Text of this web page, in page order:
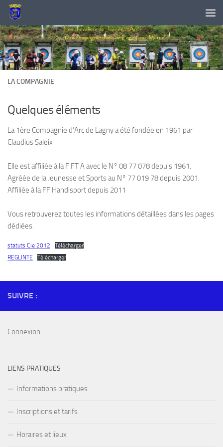
Skip to content
LA COMPAGNIE
Quelques éléments
La 1ère Compagnie d’Arc de Lagny a été fondée en 1961 par
Claudius Saleix
Elle est affiliée à la F FT A avec le N° 08 77 078 depuis 1961.
Agréée de la Jeunesse et Sports au N° 77 019 78 depuis 2001.
Affiliée à la FF Handisport depuis 2011
Vous retrouverez toutes les informations détaillées dans les pages
dédiées.
statuts Cie 2012
Télécharger
REGLINTE
Télécharger
SUIVRE :
Connexion
LIENS PRATIQUES
Informations pratiques
Inscriptions et tarifs
Horaires et lieux